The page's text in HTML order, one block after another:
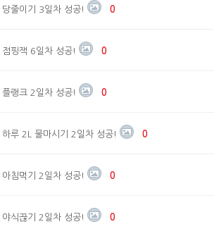
줄이기 3일차 성공! 0
핑잭 6일차 성공! 0
랭크 2일차 성공! 0
루 2L 물마시기 2일차 성공! 0
침먹기 2일차 성공! 0
식끊기 2일차 성공! 0